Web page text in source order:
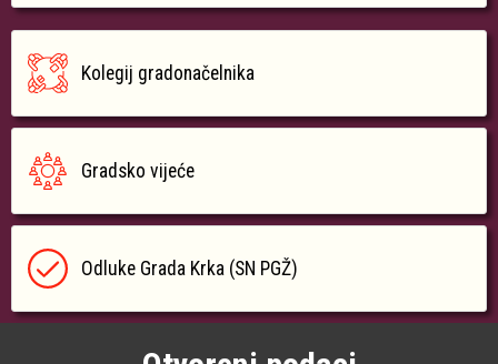
Kolegij gradonačelnika
Gradsko vijeće
Odluke Grada Krka (SN PGŽ)